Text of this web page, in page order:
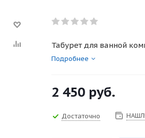
Табурет для ванной
Подробнее
2 450 руб.
Достаточно